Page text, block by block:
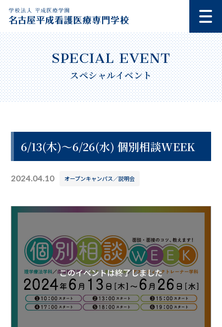
スペシャルイベント
6/13(木)～6/26(水) 個別相談WEEK
2024.04.10 オープンキャンパス／説明会
このイベントは終了しました